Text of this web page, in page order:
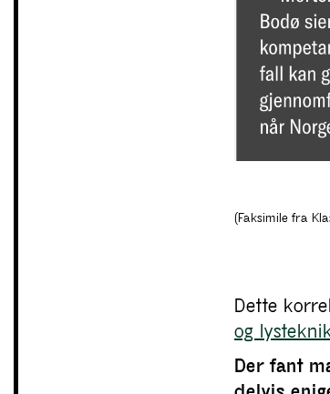
(Faksimile fra
Dette
og
Der fant